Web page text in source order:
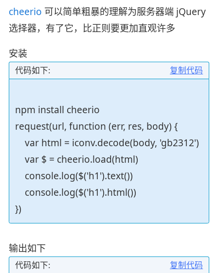
cheerio 可以简单粗暴的理解为服务器端 jQuery
选择器，有了它，比正则要更加直观许多
安装
复制代码
代码如下:
npm install cheerio
request(url, function (err, res, body) {
var html = iconv.decode(body, 'gb2312')
var $ = cheerio.load(html)
console.log($('h1').text())
console.log($('h1').html())
})
输出如下
复制代码
代码如下: